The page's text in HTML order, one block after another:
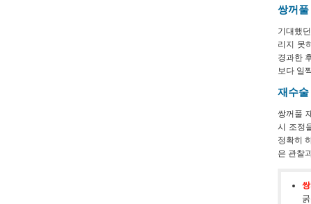
쌍꺼
기대했
리지 못
경과한
보다 일
재수술
쌍꺼풀
시 조정
정확히
은 관찰